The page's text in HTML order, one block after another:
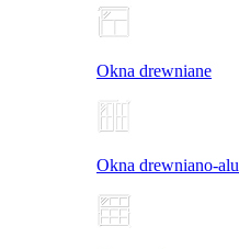
Okna drewniane
Okna drewniano-